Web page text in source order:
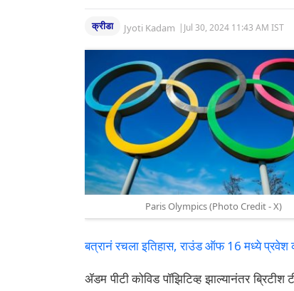
क्रीडा Jyoti Kadam | Jul 30, 2024 11:43 AM IST
Paris Olympics (Photo Credit - X)
बत्रानं रचला इतिहास, राउंड ऑफ 16 मध्ये प्रवेश
ॲडम पीटी कोविड पॉझिटिव्ह झाल्यानंतर